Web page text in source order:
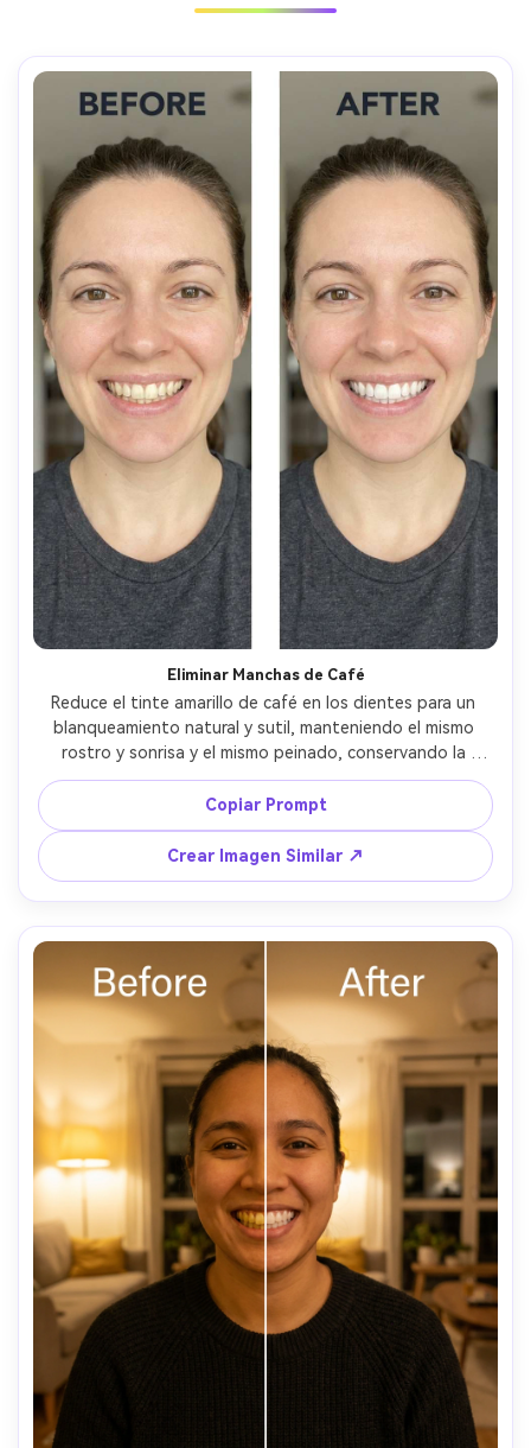
Eliminar Manchas de Café
Reduce el tinte amarillo de café en los dientes para un
blanqueamiento natural y sutil, manteniendo el mismo
rostro y sonrisa y el mismo peinado, conservando la
iluminación y el fondo originales, evita cambiar los labios o
encías --ar 4:5
Copiar Prompt
Crear Imagen Similar ↗